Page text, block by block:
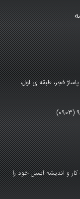
فجر، طبقه ی اول،
(0903)
و اندیشه ایمیل خود را